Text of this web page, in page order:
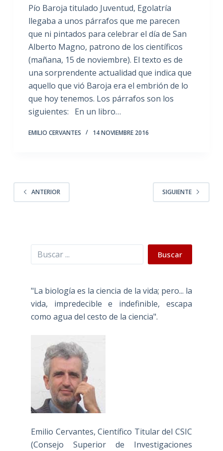
Pío Baroja titulado Juventud, Egolatría
llegaba a unos párrafos que me parecen
que ni pintados para celebrar el día de San
Alberto Magno, patrono de los científicos
(mañana, 15 de noviembre). El texto es de
una sorprendente actualidad que indica que
aquello que vió Baroja era el embrión de lo
que hoy tenemos. Los párrafos son los
siguientes: En un libro…
EMILIO CERVANTES 14 NOVIEMBRE 2016
ANTERIOR SIGUIENTE
Buscar Buscar
"La biología es la ciencia de la vida; pero... la
vida, impredecible e indefinible, escapa
como agua del cesto de la ciencia".
Emilio Cervantes, Científico Titular del CSIC
(Consejo Superior de Investigaciones